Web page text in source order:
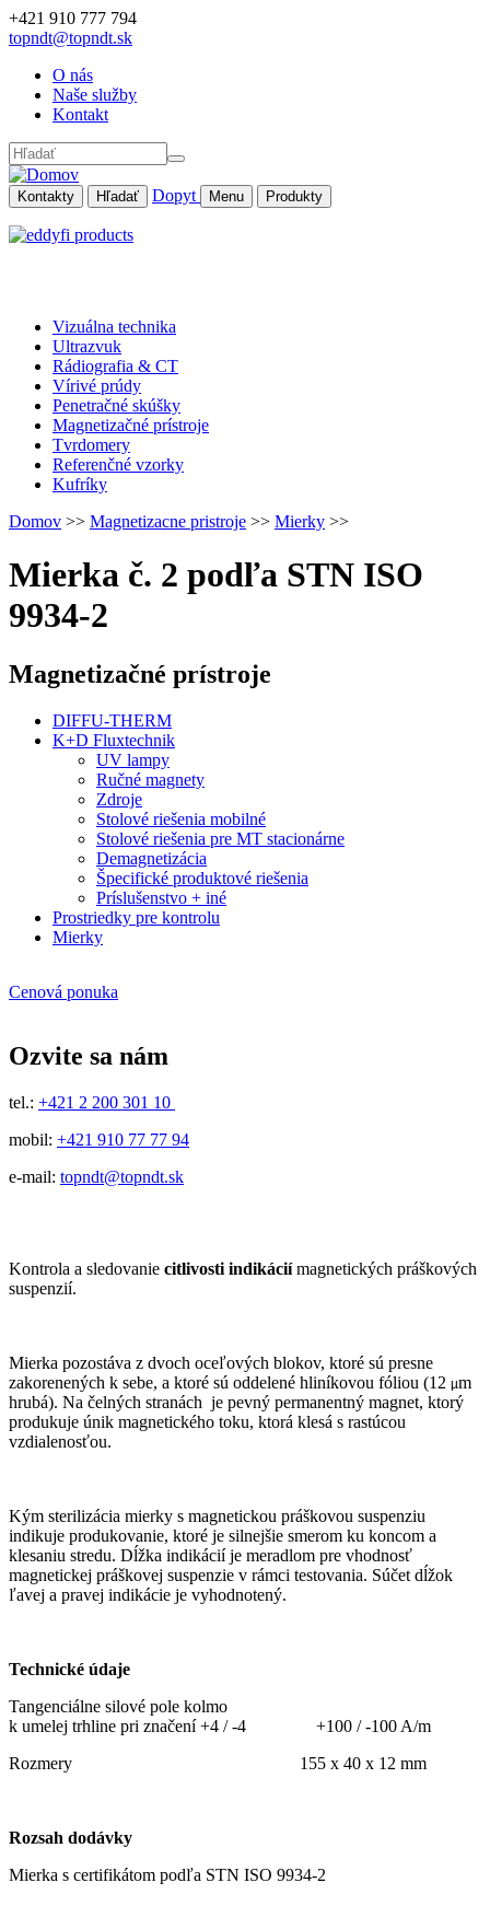
Skočiť na hlavný obsah
+421 910 777 794
topndt@topndt.sk
O nás
Naše služby
Kontakt
Hľadať
Kontakty
Hľadať Dopyt Menu Produkty
Vizuálna technika
Ultrazvuk
Rádiografia & CT
Vírivé prúdy
Penetračné skúšky
Magnetizačné prístroje
Tvrdomery
Referenčné vzorky
Kufríky
Domov >> Magnetizacne pristroje >> Mierky >>
Mierka č. 2 podľa STN ISO
9934-2
Magnetizačné prístroje
DIFFU-THERM
K+D Fluxtechnik
UV lampy
Ručné magnety
Zdroje
Stolové riešenia mobilné
Stolové riešenia pre MT stacionárne
Demagnetizácia
Špecifické produktové riešenia
Príslušenstvo + iné
Prostriedky pre kontrolu
Mierky
Cenová ponuka
Ozvite sa nám
tel.: +421 2 200 301 10
mobil: +421 910 77 77 94
e-mail: topndt@topndt.sk
Kontrola a sledovanie citlivosti indikáciímagnetických práškových
suspenzií.
Mierka pozostáva z dvoch oceľových blokov, ktoré sú presne
zakorenených k sebe, a ktoré sú oddelené hliníkovou fóliou (12 µm
hrubá). Na čelných stranách je pevný permanentný magnet, ktorý
produkuje únik magnetického toku, ktorá klesá s rastúcou
vzdialenosťou.
Kým sterilizácia mierky s magnetickou práškovou suspenziu
indikuje produkovanie, ktoré je silnejšie smerom ku koncom a
klesaniu stredu. Dĺžka indikácií je meradlom pre vhodnosť
magnetickej práškovej suspenzie v rámci testovania. Súčet dĺžok
ľavej a pravej indikácie je vyhodnotený.
Technické údaje
Tangenciálne silové pole kolmo
k umelej trhline pri značení +4 / -4 +100 / -100 A/m
Rozmery 155 x 40 x 12 mm
Rozsah dodávky
Mierka s certifikátom podľa STN ISO 9934-2